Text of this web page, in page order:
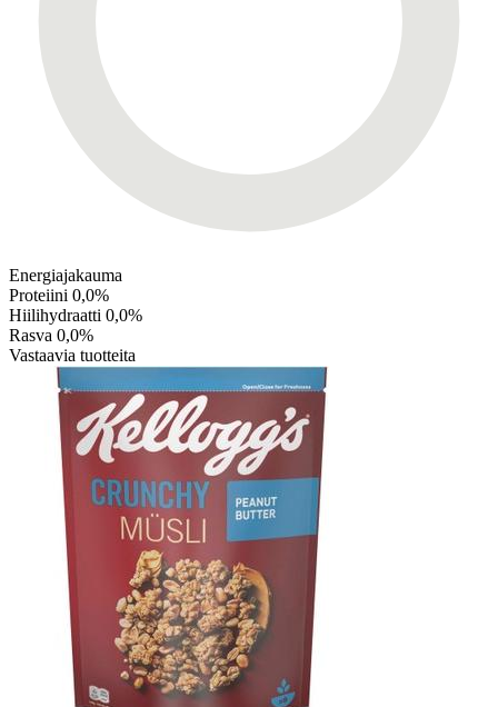
Energiajakauma
Proteiini 0,0%
Hiilihydraatti 0,0%
Rasva 0,0%
Vastaavia tuotteita